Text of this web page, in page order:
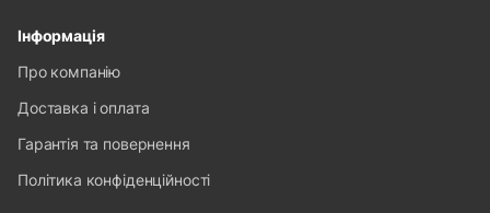
Інформація
Про компанію
Доставка і оплата
Гарантія та повернення
Політика конфіденційності